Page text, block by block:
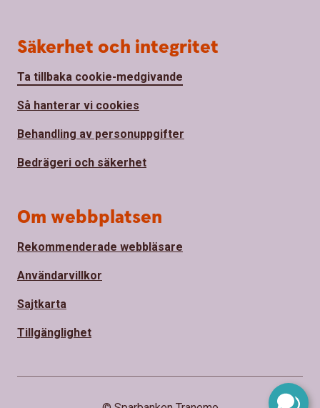
Säkerhet och integritet
Ta tillbaka cookie-medgivande
Så hanterar vi cookies
Behandling av personuppgifter
Bedrägeri och säkerhet
Om webbplatsen
Rekommenderade webbläsare
Användarvillkor
Sajtkarta
Tillgänglighet